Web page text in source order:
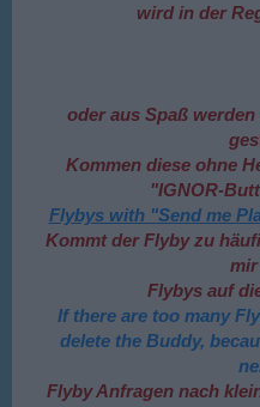
wird in der
oder aus Spaß werden
Kommen diese ohne
"IGNOR-
Flybys with "Send me
Kommt der Flyby zu
mir
Flybys auf
If there are too many
delete the Buddy,
Flyby Anfragen nach